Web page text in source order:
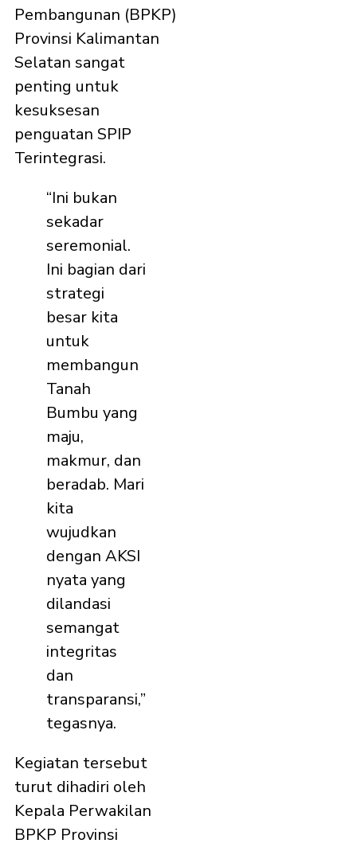
Pembangunan (BPKP)
Provinsi Kalimantan
Selatan sangat
penting untuk
kesuksesan
penguatan SPIP
Terintegrasi.
“Ini bukan
sekadar
seremonial.
Ini bagian dari
strategi
besar kita
untuk
membangun
Tanah
Bumbu yang
maju,
makmur, dan
beradab. Mari
kita
wujudkan
dengan AKSI
nyata yang
dilandasi
semangat
integritas
dan
transparansi,”
tegasnya.
Kegiatan tersebut
turut dihadiri oleh
Kepala Perwakilan
BPKP Provinsi